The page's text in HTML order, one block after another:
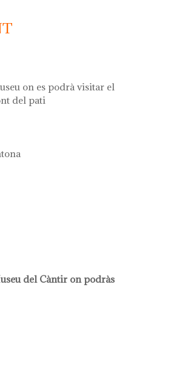
on es podrà visitar el
del pati
del Càntir on podràs